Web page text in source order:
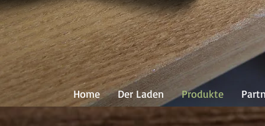
Home Der Laden Produkte